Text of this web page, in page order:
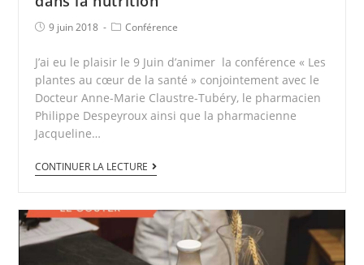
9 juin 2018 Conférence
J’ai eu le plaisir le 9 Juin d’animer la conférence « Les
plantes au cœur de la santé » conjointement avec le
Docteur Anne-Marie Claustre-Tubéry, le pharmacien
Philippe Despeyroux ainsi que la pharmacienne
Jacqueline…
CONTINUER LA LECTURE